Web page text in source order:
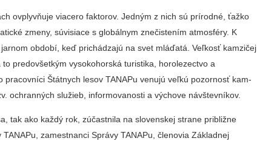
ovplyvňuje viacero faktorov. Jedným z nich sú prírodné, ťažko
zmeny, súvisia­ce s globálnym znečistením atmosféry. K
období, keď prichádzajú na svet mláďatá. Veľkosť kamzi­čej
predovšetkým vysokohorská turistika, ho­rolezectvo a
pracov­níci Štátnych lesov TANAPu venujú veľkú pozornosť kam­
ochranných služieb, informovanosti a výchove návštevníkov.
tak ako každý rok, zúčastnila na slovenskej strane približne
zamestnanci Správy TANAPu, členovia Základnej